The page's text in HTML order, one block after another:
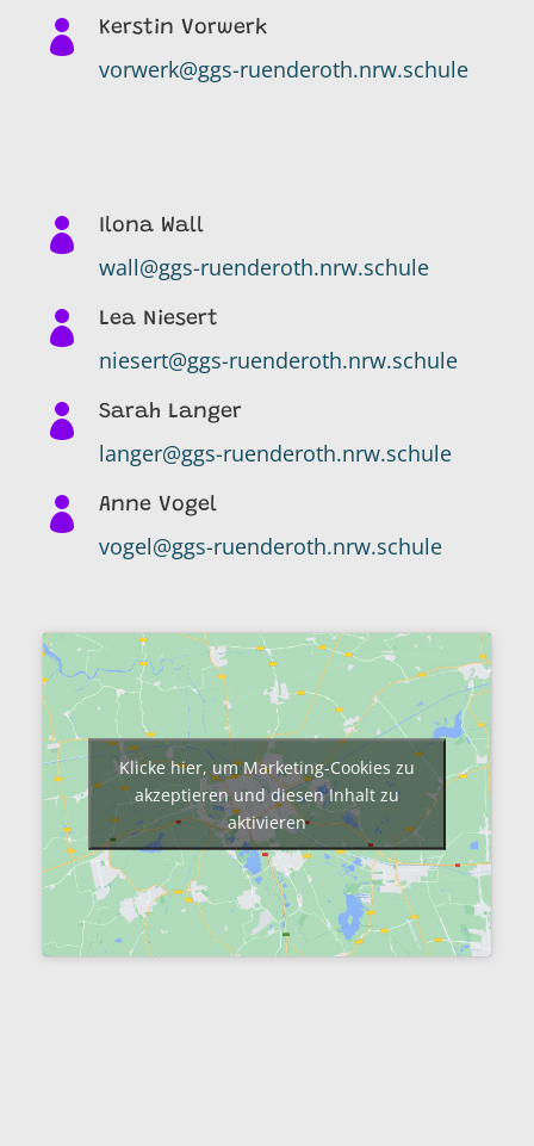
 Kerstin Vorwerk
vorwerk@ggs-ruenderoth.nrw.schule
 Ilona Wall
wall@ggs-ruenderoth.nrw.schule
 Lea Niesert
niesert@ggs-ruenderoth.nrw.schule
 Sarah Langer
langer@ggs-ruenderoth.nrw.schule
 Anne Vogel
vogel@ggs-ruenderoth.nrw.schule
Klicke hier, um Marketing-Cookies zu
akzeptieren und diesen Inhalt zu
aktivieren